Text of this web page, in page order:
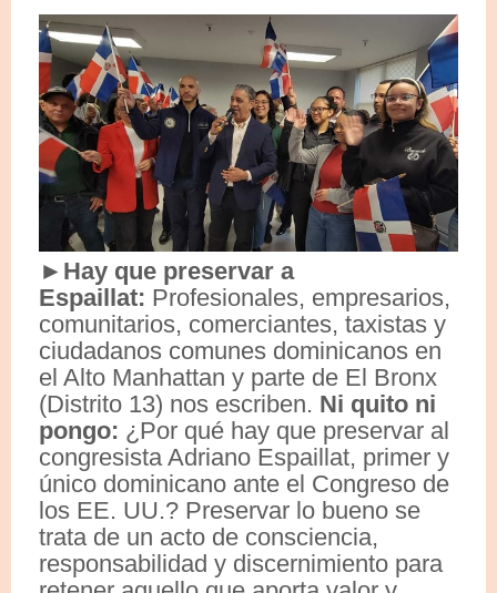
►Hay que preservar a
Espaillat: Profesionales, empresarios,
comunitarios, comerciantes, taxistas y
ciudadanos comunes dominicanos en
el Alto Manhattan y parte de El Bronx
(Distrito 13) nos escriben. Ni quito ni
pongo: ¿Por qué hay que preservar al
congresista Adriano Espaillat, primer y
único dominicano ante el Congreso de
los EE. UU.? Preservar lo bueno se
trata de un acto de consciencia,
responsabilidad y discernimiento para